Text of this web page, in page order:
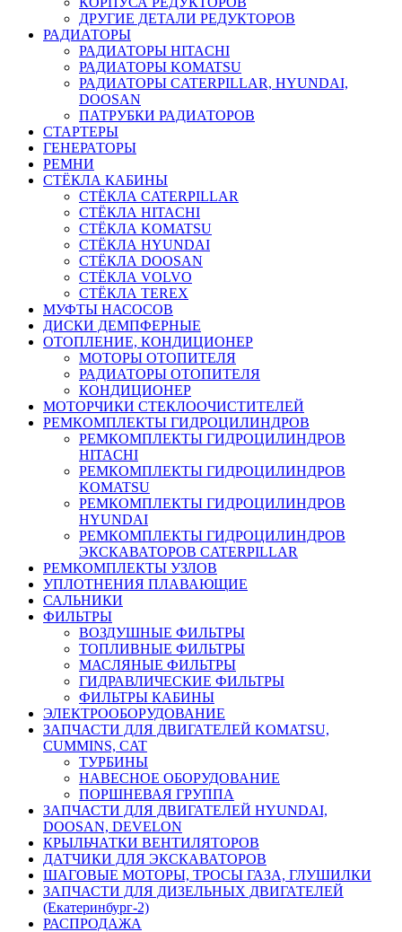
ДРУГИЕ ДЕТАЛИ РЕДУКТОРОВ
РАДИАТОРЫ
РАДИАТОРЫ HITACHI
РАДИАТОРЫ KOMATSU
РАДИАТОРЫ CATERPILLAR, HYUNDAI,
DOOSAN
ПАТРУБКИ РАДИАТОРОВ
СТАРТЕРЫ
ГЕНЕРАТОРЫ
РЕМНИ
СТЁКЛА КАБИНЫ
СТЁКЛА CATERPILLAR
СТЁКЛА HITACHI
СТЁКЛА KOMATSU
СТЁКЛА HYUNDAI
СТЁКЛА DOOSAN
СТЁКЛА VOLVO
СТЁКЛА TEREX
МУФТЫ НАСОСОВ
ДИСКИ ДЕМПФЕРНЫЕ
ОТОПЛЕНИЕ, КОНДИЦИОНЕР
МОТОРЫ ОТОПИТЕЛЯ
РАДИАТОРЫ ОТОПИТЕЛЯ
КОНДИЦИОНЕР
МОТОРЧИКИ СТЕКЛООЧИСТИТЕЛЕЙ
РЕМКОМПЛЕКТЫ ГИДРОЦИЛИНДРОВ
РЕМКОМПЛЕКТЫ ГИДРОЦИЛИНДРОВ
HITACHI
РЕМКОМПЛЕКТЫ ГИДРОЦИЛИНДРОВ
KOMATSU
РЕМКОМПЛЕКТЫ ГИДРОЦИЛИНДРОВ
HYUNDAI
РЕМКОМПЛЕКТЫ ГИДРОЦИЛИНДРОВ
ЭКСКАВАТОРОВ CATERPILLAR
РЕМКОМПЛЕКТЫ УЗЛОВ
УПЛОТНЕНИЯ ПЛАВАЮЩИЕ
САЛЬНИКИ
ФИЛЬТРЫ
ВОЗДУШНЫЕ ФИЛЬТРЫ
ТОПЛИВНЫЕ ФИЛЬТРЫ
МАСЛЯНЫЕ ФИЛЬТРЫ
ГИДРАВЛИЧЕСКИЕ ФИЛЬТРЫ
ФИЛЬТРЫ КАБИНЫ
ЭЛЕКТРООБОРУДОВАНИЕ
ЗАПЧАСТИ ДЛЯ ДВИГАТЕЛЕЙ KOMATSU,
CUMMINS, CAT
ТУРБИНЫ
НАВЕСНОЕ ОБОРУДОВАНИЕ
ПОРШНЕВАЯ ГРУППА
ЗАПЧАСТИ ДЛЯ ДВИГАТЕЛЕЙ HYUNDAI,
DOOSAN, DEVELON
КРЫЛЬЧАТКИ ВЕНТИЛЯТОРОВ
ДАТЧИКИ ДЛЯ ЭКСКАВАТОРОВ
ШАГОВЫЕ МОТОРЫ, ТРОСЫ ГАЗА, ГЛУШИЛКИ
ЗАПЧАСТИ ДЛЯ ДИЗЕЛЬНЫХ ДВИГАТЕЛЕЙ
(Екатеринбург-2)
РАСПРОДАЖА